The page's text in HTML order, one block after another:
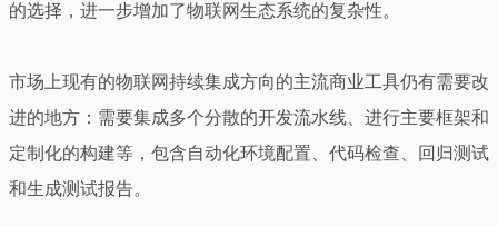
的选择，进一步增加了物联网生态系统的复杂性。
市场上现有的物联网持续集成方向的主流商业工具仍有需要改
进的地方：需要集成多个分散的开发流水线、进行主要框架和
定制化的构建等，包含自动化环境配置、代码检查、回归测试
和生成测试报告。